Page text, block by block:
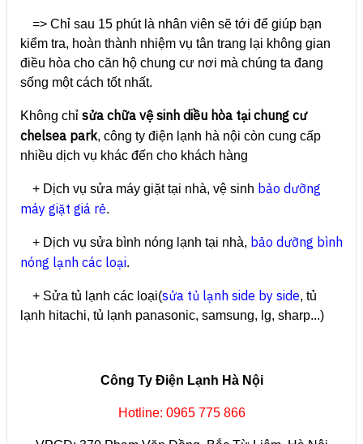
=> Chỉ sau 15 phút là nhân viên sẽ tới để giúp bạn
kiểm tra, hoàn thành nhiệm vụ tân trang lại không gian
điều hòa cho căn hộ chung cư nơi mà chúng ta đang
sống một cách tốt nhất.
Không chỉ sửa chữa vệ sinh diều hòa tại chung cư
chelsea park, công ty điện lạnh hà nội còn cung cấp
nhiều dịch vụ khác đến cho khách hàng
+ Dịch vụ sửa máy giặt tại nhà, vệ sinh bảo dưỡng
máy giặt giá rẻ.
+ Dịch vụ sửa bình nóng lạnh tại nhà, bảo dưỡng bình
nóng lạnh các loại.
+ Sửa tủ lạnh các loại(sửa tủ lạnh side by side, tủ
lạnh hitachi, tủ lạnh panasonic, samsung, lg, sharp...)
Công Ty Điện Lạnh Hà Nội
Hotline: 0965 775 866